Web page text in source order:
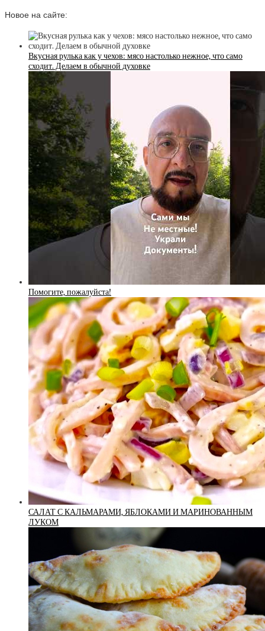
Новое на сайте:
Вкусная рулька как у чехов: мясо настолько нежное, что само
сходит. Делаем в обычной духовке
Помогите, пожалуйста!
САЛАТ С КАЛЬМАРАМИ, ЯБЛОКАМИ И МАРИНОВАННЫМ
ЛУКОМ